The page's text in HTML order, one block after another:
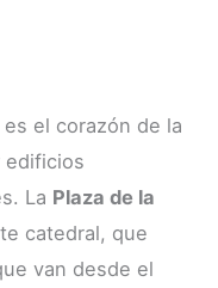
es el corazón de la
edificios
La Plaza de la
catedral, que
van desde el